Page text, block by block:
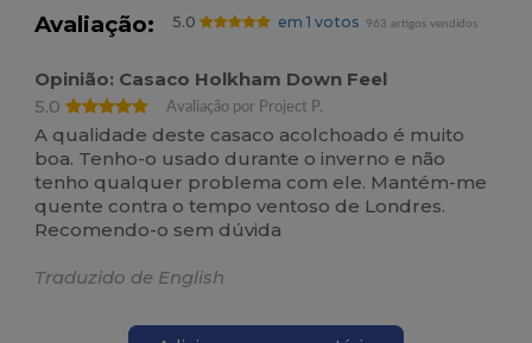
Avaliação: 5.0 em 1 votos 963 artigos vendidos
Opinião: Casaco Holkham Down Feel
5.0
Avaliação por Project P.
A qualidade deste casaco acolchoado é muito
boa. Tenho-o usado durante o inverno e não
tenho qualquer problema com ele. Mantém-me
quente contra o tempo ventoso de Londres.
Recomendo-o sem dúvida
Traduzido de English